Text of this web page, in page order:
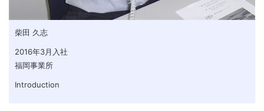
柴田 久志
2016年3月入社
福岡事業所
Introduction